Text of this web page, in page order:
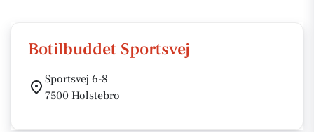
Botilbuddet Sportsvej
Sportsvej 6-8
7500 Holstebro